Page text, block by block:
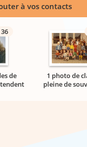
à vos contacts
36
de
1 photo de
pleine de